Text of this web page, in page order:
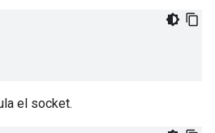
el socket.